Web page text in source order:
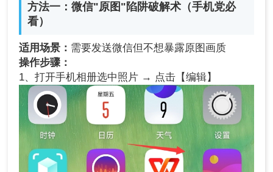
方法一：微信"原图"陷阱破解术（手机党必
看）
适用场景： 需要发送微信但不想暴露原图画质
操作步骤：
1、打开手机相册选中照片 → 点击【编辑】